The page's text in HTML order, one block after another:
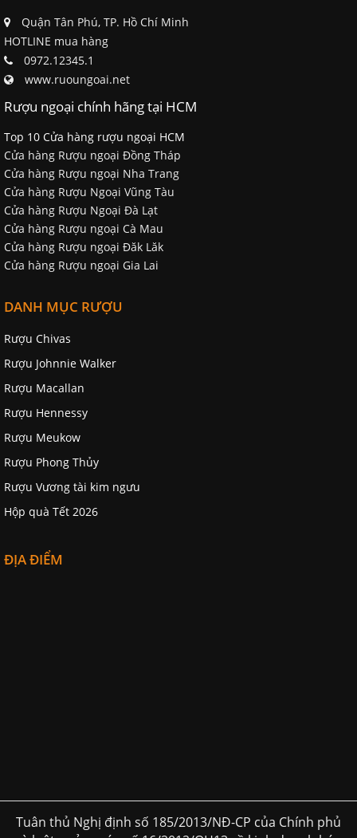
Quận Tân Phú, TP. Hồ Chí Minh
HOTLINE mua hàng
0972.12345.1
www.ruoungoai.net
Rượu ngoại chính hãng tại HCM
Top 10 Cửa hàng rượu ngoại HCM
Cửa hàng Rượu ngoại Đồng Tháp
Cửa hàng Rượu ngoại Nha Trang
Cửa hàng Rượu Ngoại Vũng Tàu
Cửa hàng Rượu Ngoại Đà Lạt
Cửa hàng Rượu ngoại Cà Mau
Cửa hàng Rượu ngoại Đăk Lăk
Cửa hàng Rượu ngoại Gia Lai
DANH MỤC RƯỢU
Rượu Chivas
Rượu Johnnie Walker
Rượu Macallan
Rượu Hennessy
Rượu Meukow
Rượu Phong Thủy
Rượu Vương tài kim ngưu
Hộp quà Tết 2026
ĐỊA ĐIỂM
Tuân thủ Nghị định số 185/2013/NĐ-CP của Chính phủ